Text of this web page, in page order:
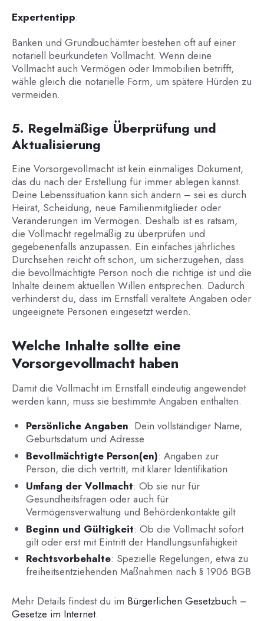
Expertentipp:
Banken und Grundbuchämter bestehen oft auf einer
notariell beurkundeten Vollmacht. Wenn deine
Vollmacht auch Vermögen oder Immobilien betrifft,
wähle gleich die notarielle Form, um spätere Hürden zu
vermeiden.
5. Regelmäßige Überprüfung und
Aktualisierung
Eine Vorsorgevollmacht ist kein einmaliges Dokument,
das du nach der Erstellung für immer ablegen kannst.
Deine Lebenssituation kann sich ändern – sei es durch
Heirat, Scheidung, neue Familienmitglieder oder
Veränderungen im Vermögen. Deshalb ist es ratsam,
die Vollmacht regelmäßig zu überprüfen und
gegebenenfalls anzupassen. Ein einfaches jährliches
Durchsehen reicht oft schon, um sicherzugehen, dass
die bevollmächtigte Person noch die richtige ist und die
Inhalte deinem aktuellen Willen entsprechen. Dadurch
verhinderst du, dass im Ernstfall veraltete Angaben oder
ungeeignete Personen eingesetzt werden.
Welche Inhalte sollte eine
Vorsorgevollmacht haben
Damit die Vollmacht im Ernstfall eindeutig angewendet
werden kann, muss sie bestimmte Angaben enthalten.
Persönliche Angaben: Dein vollständiger Name,
Geburtsdatum und Adresse
Bevollmächtigte Person(en): Angaben zur
Person, die dich vertritt, mit klarer Identifikation
Umfang der Vollmacht: Ob sie nur für
Gesundheitsfragen oder auch für
Vermögensverwaltung und Behördenkontakte gilt
Beginn und Gültigkeit: Ob die Vollmacht sofort
gilt oder erst mit Eintritt der Handlungsunfähigkeit
Rechtsvorbehalte: Spezielle Regelungen, etwa zu
freiheitsentziehenden Maßnahmen nach § 1906 BGB
Mehr Details findest du im Bürgerlichen Gesetzbuch –
Gesetze im Internet.